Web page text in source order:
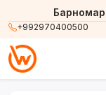
+992970400500